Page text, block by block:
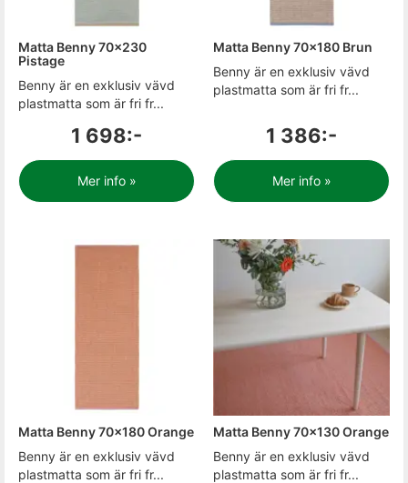
Matta Benny 70x230
Pistage
Benny är en exklusiv vävd
plastmatta som är fri fr...
1 698:-
Mer info »
Matta Benny 70x180 Brun
Benny är en exklusiv vävd
plastmatta som är fri fr...
1 386:-
Mer info »
Matta Benny 70x180 Orange
Benny är en exklusiv vävd
plastmatta som är fri fr...
Matta Benny 70x130 Orange
Benny är en exklusiv vävd
plastmatta som är fri fr...